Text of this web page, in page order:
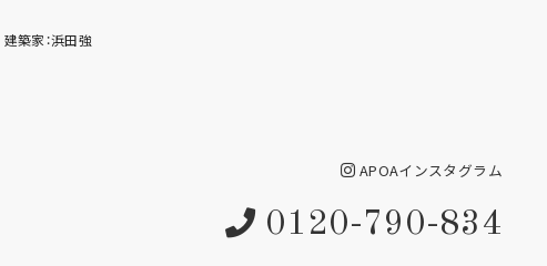
築家：浜田強
APOAインスタグラム
0120-790-834